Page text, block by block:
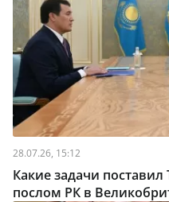
28.07.26, 15:12
Какие задачи
послом РК в